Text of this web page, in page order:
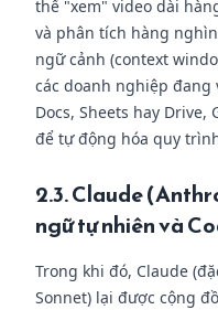
thể "xem" video dài
và phân tích hàng
ngữ cảnh (context
các doanh nghiệp
Docs, Sheets hay
để tự động hóa quy
2.3. Claude
ngữ tự nhiên và
Trong khi đó, Claude
Sonnet) lại được cộng